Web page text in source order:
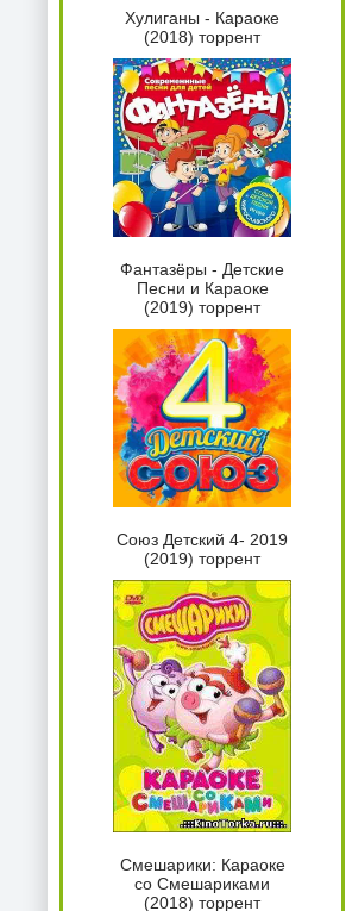
Хулиганы - Караоке
(2018) торрент
Фантазёры - Детские
Песни и Караоке
(2019) торрент
Союз Детский 4- 2019
(2019) торрент
Смешарики: Караоке
со Смешариками
(2018) торрент